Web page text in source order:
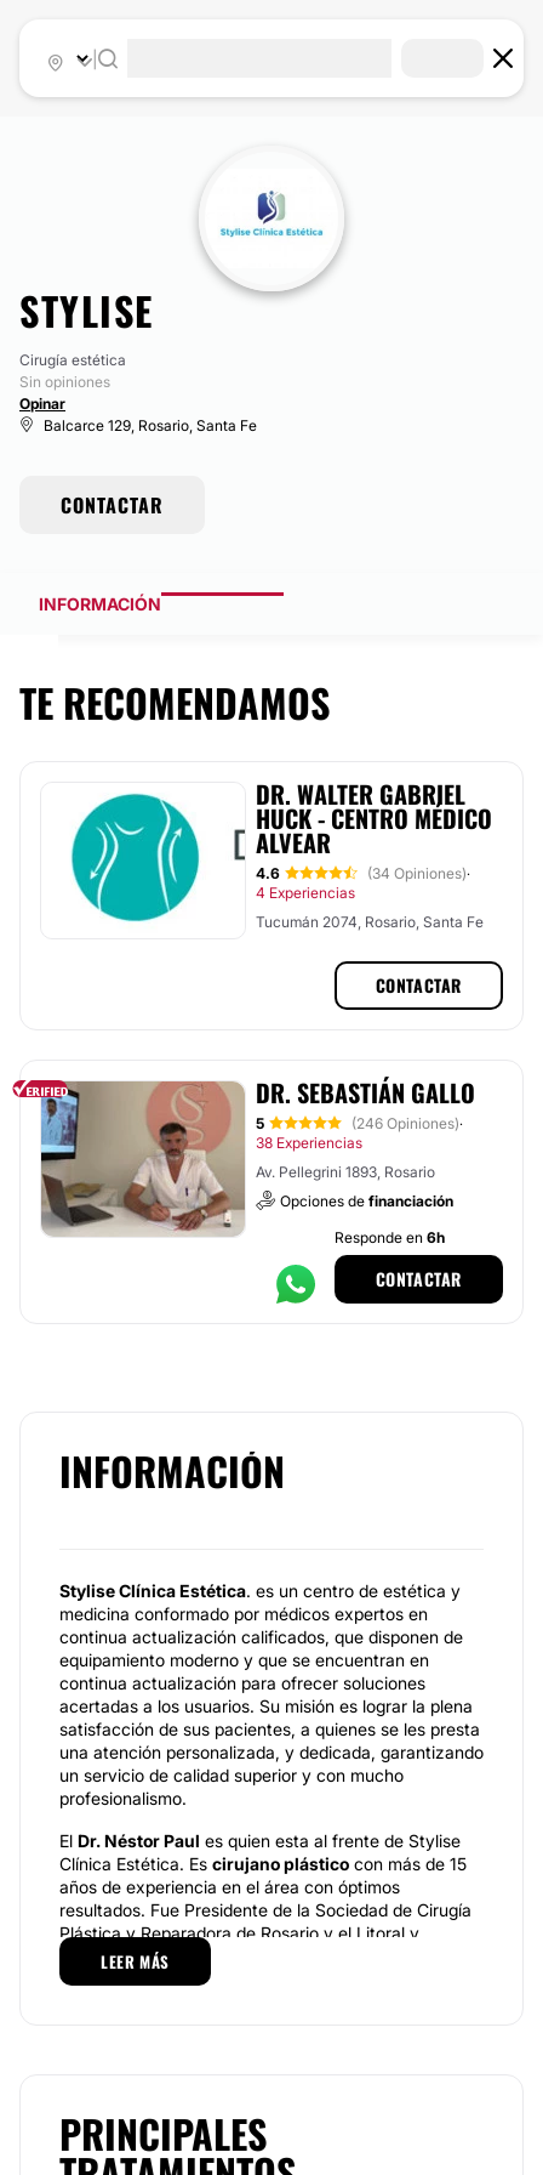
STYLISE
Cirugía estética
Sin opiniones
Opinar
Balcarce 129, Rosario, Santa Fe
CONTACTAR
INFORMACIÓN
TE RECOMENDAMOS
DR. WALTER GABRIEL
HUCK - CENTRO MÉDICO
ALVEAR
4.6 (34 Opiniones)·
4 Experiencias
Tucumán 2074, Rosario, Santa Fe
CONTACTAR
DR. SEBASTIÁN GALLO
5 (246 Opiniones)·
38 Experiencias
Av. Pellegrini 1893, Rosario
Opciones de financiación
Responde en 6h
CONTACTAR
INFORMACIÓN
Stylise Clínica Estética. es un centro de estética y
medicina conformado por médicos expertos en
continua actualización calificados, que disponen de
equipamiento moderno y que se encuentran en
continua actualización para ofrecer soluciones
acertadas a los usuarios. Su misión es lograr la plena
satisfacción de sus pacientes, a quienes se les presta
una atención personalizada, y dedicada, garantizando
un servicio de calidad superior y con mucho
profesionalismo.
El Dr. Néstor Paul es quien esta al frente de Stylise
Clínica Estética. Es cirujano plástico con más de 15
años de experiencia en el área con óptimos
resultados. Fue Presidente de la Sociedad de Cirugía
Plástica y Reparadora de Rosario y el Litoral y
actualmente realiza sus procedimientos como
cirujano estético en su consultorio privado y algunos
Asociaciones médicas especializadas. Ha sido Jefe
de Servicio de Cirugia Plastica del Sanatorio Laprida
de Rosario y Cirujano plastico Clinica Pilar, Firmat
LEER MÁS
PRINCIPALES